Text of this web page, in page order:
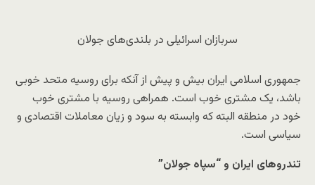
سربازان اسرائیلی در بلندی‌های جولان
جمهوری اسلامی ایران بیش و پیش از آنکه برای روسیه متحد خوبی
باشد، یک مشتری خوب است. همراهی روسیه با مشتری خوب
خود در منطقه البته که وابسته به سود و زیان معاملات اقتصادی و
سیاسی است.
تندروهای ایران و “سپاه جولان”